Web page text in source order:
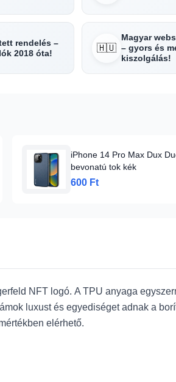
rendelés –
2018 óta!
🇭🇺
Magyar
– gyors és
kiszolgálás!
iPhone 14 Pro Max Dux
bevonatú tok kék
600 Ft
NFT logó. A TPU anyaga
luxust és egyediséget adnak a
elérhető.